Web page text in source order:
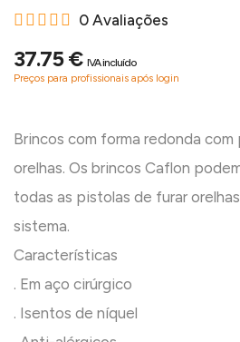
0 Avaliações
37.75 € IVA incluído
Preços para profissionais após login
Brincos com forma redonda
orelhas. Os brincos Caflon
todas as pistolas de furar
sistema.
Características
. Em aço cirúrgico
. Isentos de níquel